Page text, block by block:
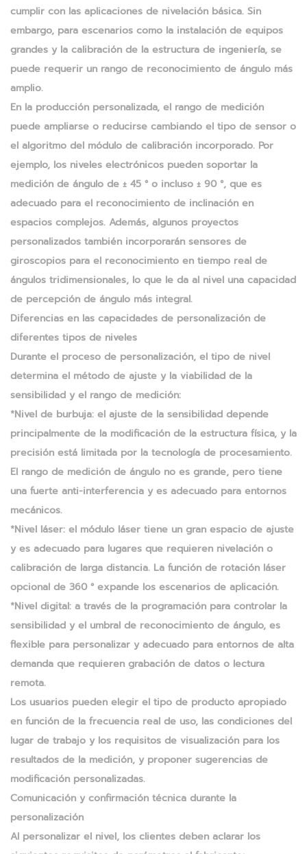
cumplir con las aplicaciones de nivelación básica. Sin
embargo, para escenarios como la instalación de equipos
grandes y la calibración de la estructura de ingeniería, se
puede requerir un rango de reconocimiento de ángulo más
amplio.
En la producción personalizada, el rango de medición
puede ampliarse o reducirse cambiando el tipo de sensor o
el algoritmo del módulo de calibración incorporado. Por
ejemplo, los niveles electrónicos pueden soportar la
medición de ángulo de ± 45 ° o incluso ± 90 °, que es
adecuado para el reconocimiento de inclinación en
espacios complejos. Además, algunos proyectos
personalizados también incorporarán sensores de
giroscopios para el reconocimiento en tiempo real de
ángulos tridimensionales, lo que le da al nivel una capacidad
de percepción de ángulo más integral.
Diferencias en las capacidades de personalización de
diferentes tipos de niveles
Durante el proceso de personalización, el tipo de nivel
determina el método de ajuste y la viabilidad de la
sensibilidad y el rango de medición:
*Nivel de burbuja: el ajuste de la sensibilidad depende
principalmente de la modificación de la estructura física, y la
precisión está limitada por la tecnología de procesamiento.
El rango de medición de ángulo no es grande, pero tiene
una fuerte anti-interferencia y es adecuado para entornos
mecánicos.
*Nivel láser: el módulo láser tiene un gran espacio de ajuste
y es adecuado para lugares que requieren nivelación o
calibración de larga distancia. La función de rotación láser
opcional de 360 ​​° expande los escenarios de aplicación.
*Nivel digital: a través de la programación para controlar la
sensibilidad y el umbral de reconocimiento de ángulo, es
flexible para personalizar y adecuado para entornos de alta
demanda que requieren grabación de datos o lectura
remota.
Los usuarios pueden elegir el tipo de producto apropiado
en función de la frecuencia real de uso, las condiciones del
lugar de trabajo y los requisitos de visualización para los
resultados de la medición, y proponer sugerencias de
modificación personalizadas.
Comunicación y confirmación técnica durante la
personalización
Al personalizar el nivel, los clientes deben aclarar los